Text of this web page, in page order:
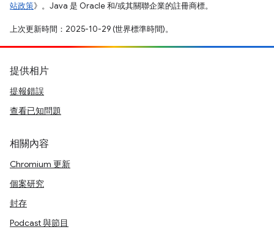
站政策》。Java 是 Oracle 和/或其關聯企業的註冊商標。
上次更新時間：2025-10-29 (世界標準時間)。
提供相片
提報錯誤
查看已知問題
相關內容
Chromium 更新
個案研究
封存
Podcast 與節目